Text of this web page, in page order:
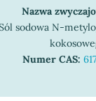
Nazwa
sodowa N-
Numer CAS: